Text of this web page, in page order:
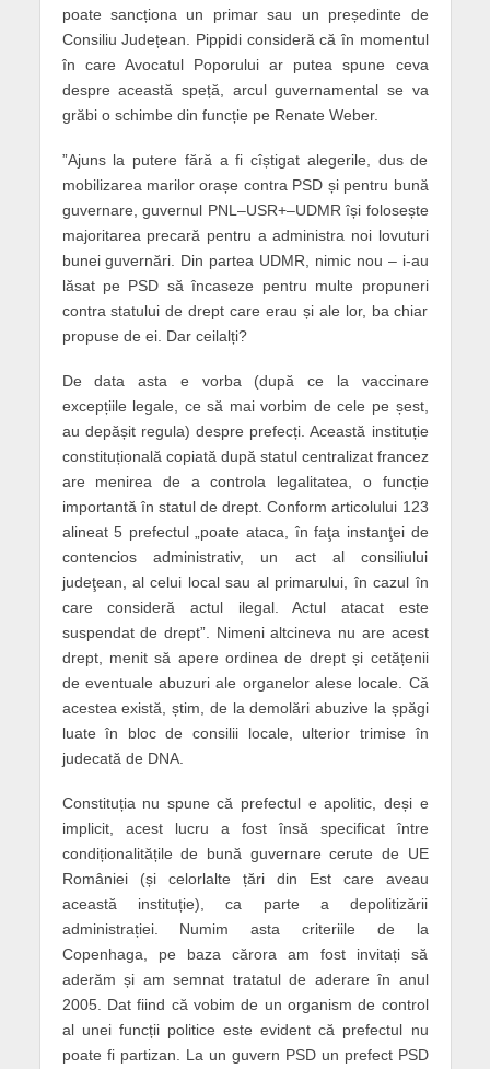
poate sancționa un primar sau un președinte de
Consiliu Județean. Pippidi consideră că în momentul
în care Avocatul Poporului ar putea spune ceva
despre această speță, arcul guvernamental se va
grăbi o schimbe din funcție pe Renate Weber.
”Ajuns la putere fără a fi cîștigat alegerile, dus de
mobilizarea marilor orașe contra PSD și pentru bună
guvernare, guvernul PNL–USR+–UDMR își folosește
majoritarea precară pentru a administra noi lovuturi
bunei guvernări. Din partea UDMR, nimic nou – i-au
lăsat pe PSD să încaseze pentru multe propuneri
contra statului de drept care erau și ale lor, ba chiar
propuse de ei. Dar ceilalți?
De data asta e vorba (după ce la vaccinare
excepțiile legale, ce să mai vorbim de cele pe șest,
au depășit regula) despre prefecți. Această instituție
constituțională copiată după statul centralizat francez
are menirea de a controla legalitatea, o funcție
importantă în statul de drept. Conform articolului 123
alineat 5 prefectul „poate ataca, în faţa instanţei de
contencios administrativ, un act al consiliului
judeţean, al celui local sau al primarului, în cazul în
care consideră actul ilegal. Actul atacat este
suspendat de drept”. Nimeni altcineva nu are acest
drept, menit să apere ordinea de drept și cetățenii
de eventuale abuzuri ale organelor alese locale. Că
acestea există, știm, de la demolări abuzive la șpăgi
luate în bloc de consilii locale, ulterior trimise în
judecată de DNA.
Constituția nu spune că prefectul e apolitic, deși e
implicit, acest lucru a fost însă specificat între
condiționalitățile de bună guvernare cerute de UE
României (și celorlalte țări din Est care aveau
această instituție), ca parte a depolitizării
administrației. Numim asta criteriile de la
Copenhaga, pe baza cărora am fost invitați să
aderăm și am semnat tratatul de aderare în anul
2005. Dat fiind că vobim de un organism de control
al unei funcții politice este evident că prefectul nu
poate fi partizan. La un guvern PSD un prefect PSD